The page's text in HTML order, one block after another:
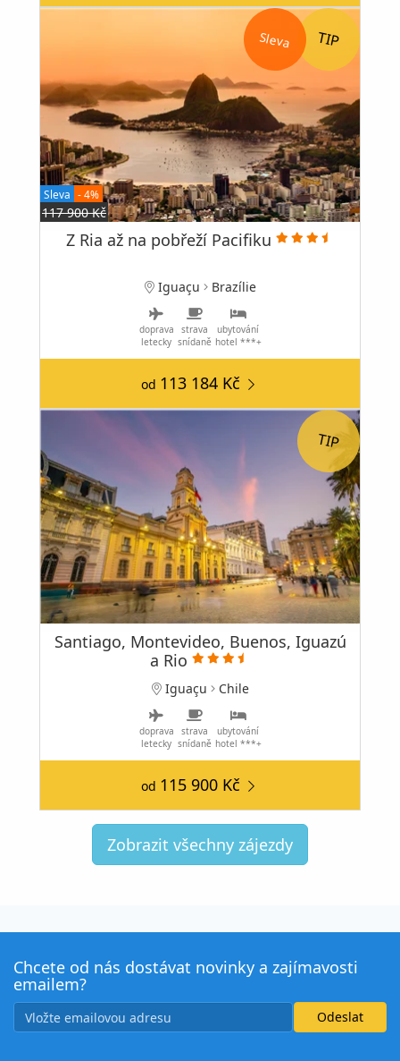
Sleva
Sleva - 4%
117 900 Kč
Z Ria až na pobřeží Pacifiku
Iguaçu Brazílie
doprava
letecky
strava
snídaně
ubytování
hotel ***+
od 113 184 Kč
Santiago, Montevideo, Buenos, Iguazú
a Rio
Iguaçu Chile
doprava
letecky
strava
snídaně
ubytování
hotel ***+
od 115 900 Kč
Zobrazit všechny zájezdy
Chcete od nás dostávat novinky a zajímavosti
emailem?